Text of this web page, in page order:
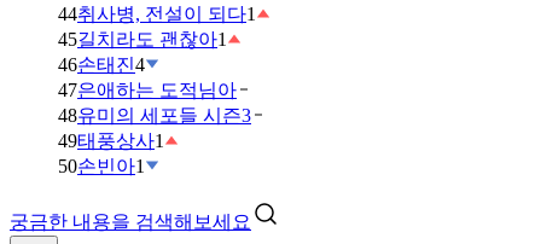
44취사병, 전설이 되다1
45길치라도 괜찮아1
46손태진4
47은애하는 도적님아
48유미의 세포들 시즌3
49태풍상사1
50손빈아1
궁금한 내용을 검색해보세요